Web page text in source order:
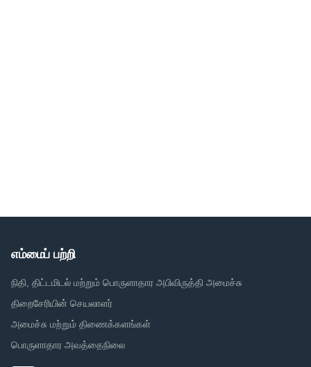
எம்மைப் பற்றி
நிதி, திட்டமிடல் மற்றும் பொருளாதார அபிவிருத்தி அமைச்சு
திறைசேரியின் செயலாளர்
அமைச்சு மற்றும் திணைக்களங்கள்
பொருளாதார அவத்தைநிலை